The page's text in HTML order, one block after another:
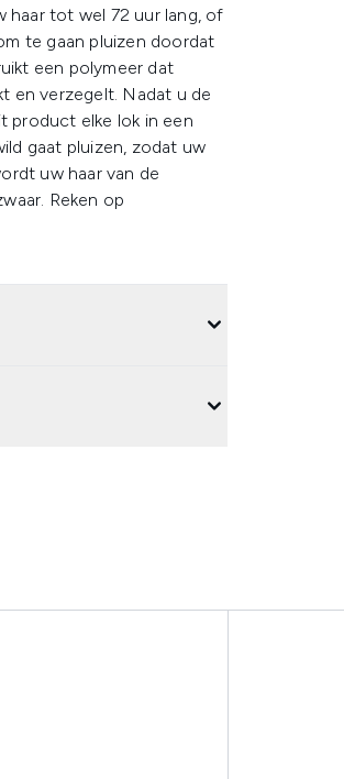
haar tot wel 72 uur lang, of
te gaan pluizen doordat
een polymeer dat
en verzegelt. Nadat u de
product elke lok in een
gaat pluizen, zodat uw
uw haar van de
Reken op